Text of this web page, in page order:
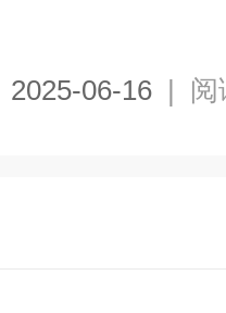
2025-06-16 | 阅